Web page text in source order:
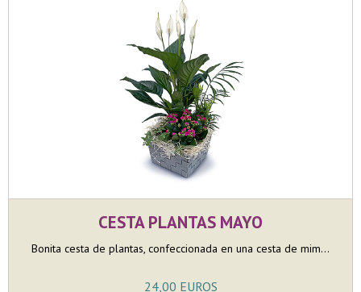
CESTA PLANTAS MAYO
Bonita cesta de plantas, confeccionada en una cesta de mim...
24,00 EUROS